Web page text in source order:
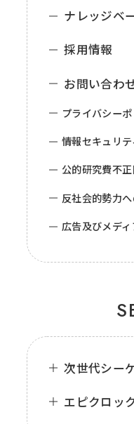
ナレッジベ
採用情報
お問い合わ
プライバシー
情報セキュリ
公的研究費不
反社会的勢力
広告及びメデ
次世代シー
エピクロッ